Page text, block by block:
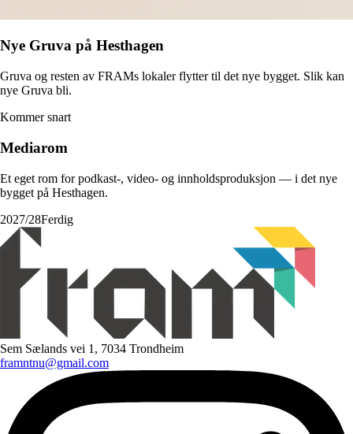
Nye Gruva på Hesthagen
Gruva og resten av FRAMs lokaler flytter til det nye bygget. Slik kan
nye Gruva bli.
Kommer snart
Mediarom
Et eget rom for podkast-, video- og innholdsproduksjon — i det nye
bygget på Hesthagen.
2027/28Ferdig
Sem Sælands vei 1, 7034 Trondheim
framntnu@gmail.com